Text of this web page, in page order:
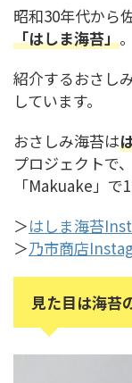
昭和30年代から
「はしま海苔」。
紹介するおさし
しています。
おさしみ海苔は
プロジェクトで
「Makuake」で
＞はしま海苔
＞乃市商店
見た目は海苔